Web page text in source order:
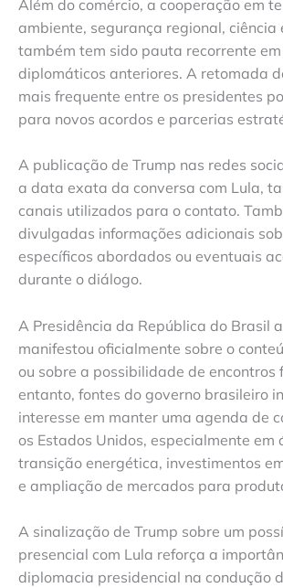
Além do comércio, a cooperação em
ambiente, segurança regional, ciência
também tem sido pauta recorrente
diplomáticos anteriores. A retomada
mais frequente entre os presidentes
para novos acordos e parcerias
A publicação de Trump nas redes
a data exata da conversa com Lula,
canais utilizados para o contato.
divulgadas informações adicionais
específicos abordados ou eventuais
durante o diálogo.
A Presidência da República do Brasil
manifestou oficialmente sobre o
ou sobre a possibilidade de encontros
entanto, fontes do governo brasileiro
interesse em manter uma agenda de
os Estados Unidos, especialmente em
transição energética, investimentos
e ampliação de mercados para
A sinalização de Trump sobre um
presencial com Lula reforça a
diplomacia presidencial na condução